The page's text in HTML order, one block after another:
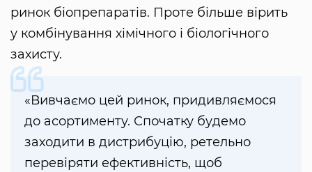
ринок біопрепаратів. Проте більше вірить
у комбінування хімічного і біологічного
захисту.
«Вивчаємо цей ринок, придивляємося
до асортименту. Спочатку будемо
заходити в дистрибуцію, ретельно
перевіряти ефективність, щоб